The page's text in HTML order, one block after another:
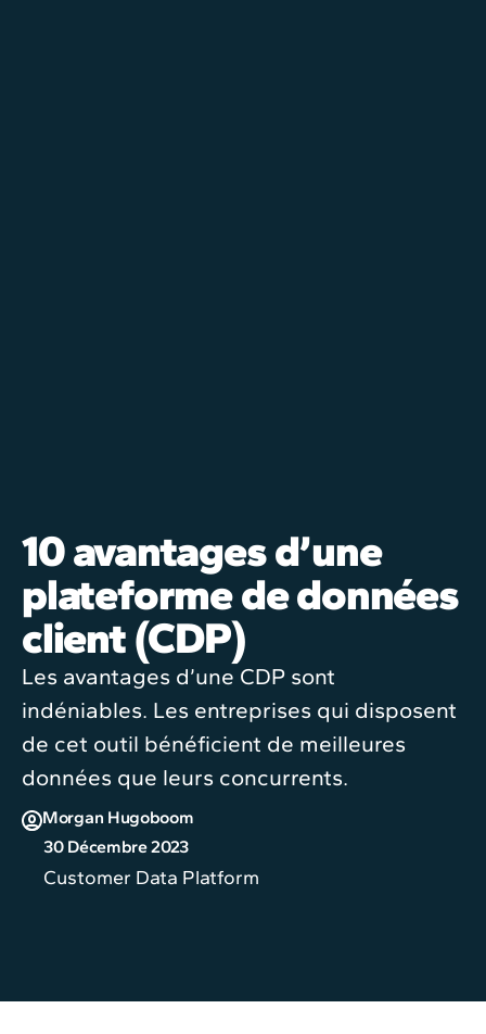
10 avantages d’une
plateforme de données
client (CDP)
Les avantages d’une CDP sont
indéniables. Les entreprises qui disposent
de cet outil bénéficient de meilleures
données que leurs concurrents.
Morgan Hugoboom
30 Décembre 2023
Customer Data Platform